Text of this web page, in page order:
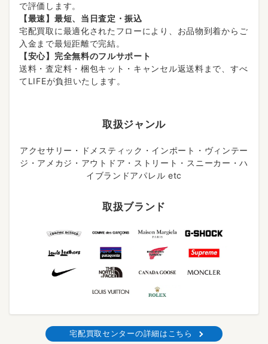
で評価します。
【最速】最短、当日査定・振込
宅配買取に最適化されたフローにより、お品物到着からご
入金まで最短距離で完結。
【安心】完全無料のフルサポート
送料・査定料・梱包キット・キャンセル返送料まで、すべ
てLIFEが負担いたします。
取扱ジャンル
アクセサリー・ドメスティック・インポート・ヴィンテー
ジ・アメカジ・アウトドア・ストリート・スニーカー・ハ
イブランドアパレル etc
取扱ブランド
宅配買取センターの詳細はこちら